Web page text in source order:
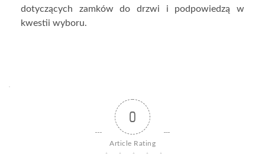
dotyczących zamków do drzwi i podpowiedzą w
kwestii wyboru.
0
Article Rating